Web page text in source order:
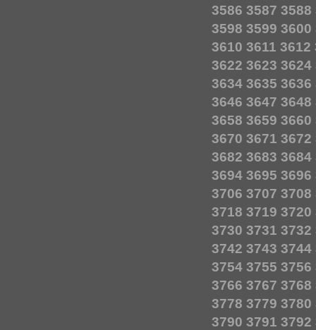
3586 3587 3588
3598 3599 3600
3610 3611 3612
3622 3623 3624
3634 3635 3636
3646 3647 3648
3658 3659 3660
3670 3671 3672
3682 3683 3684
3694 3695 3696
3706 3707 3708
3718 3719 3720
3730 3731 3732
3742 3743 3744
3754 3755 3756
3766 3767 3768
3778 3779 3780
3790 3791 3792